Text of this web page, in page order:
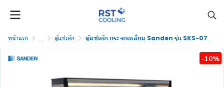
หน้าแรก ... ตู้แช่เค้ก ตู้แช่เค้ก กระจกเหลี่ยม Sanden รุ่น SKS-0707Z
-10%